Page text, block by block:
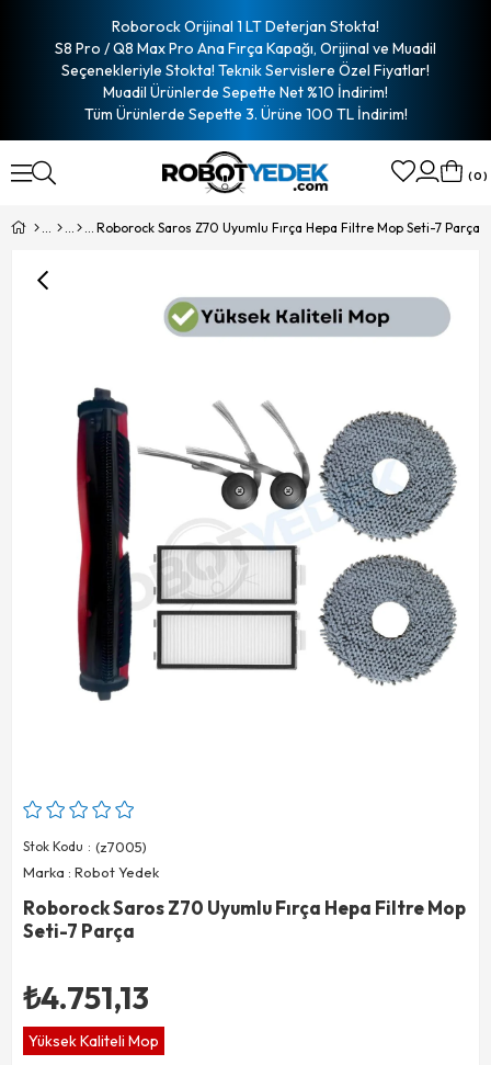
Roborock Orijinal 1 LT Deterjan Stokta!
S8 Pro / Q8 Max Pro Ana Fırça Kapağı, Orijinal ve Muadil
Seçenekleriyle Stokta! Teknik Servislere Özel Fiyatlar!
Muadil Ürünlerde Sepette Net %10 İndirim!
Tüm Ürünlerde Sepette 3. Ürüne 100 TL İndirim!
0
Roborock Saros Z70 Uyumlu Fırça Hepa Filtre Mop Seti-7 Parça
Stok Kodu
(z7005)
Marka : Robot Yedek
Roborock Saros Z70 Uyumlu Fırça Hepa Filtre Mop
Seti-7 Parça
₺4.751,13
Yüksek Kaliteli Mop